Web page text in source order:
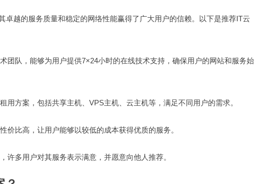
卓越的服务质量和稳定的网络性能赢得了广大用户的信赖。以下是推荐IT云
团队，能够为用户提供7×24小时的在线技术支持，确保用户的网站和服务始
用方案，包括共享主机、VPS主机、云主机等，满足不同用户的需求。
价比高，让用户能够以较低的成本获得优质的服务。
许多用户对其服务表示满意，并愿意向他人推荐。